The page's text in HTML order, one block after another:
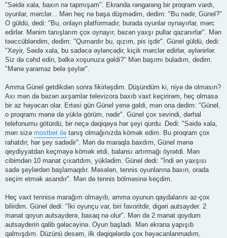
"Səidə xala, baxın nə tapmışam". Ekranda rəngarəng bir proqram vardı,
oyunlar, mərclər... Mən heç nə başa düşmədim, dedim: "Bu nədir, Günel?"
O güldü, dedi: "Bu, onlayn platformadır, burada oyunlar oynayırlar, mərc
edirlər. Mənim tanışlarım çox oynayır, bəzən yaxşı pullar qazanırlar". Mən
təəccübləndim, dedim: "Qumardır bu, qızım, pis işdir". Günel güldü, dedi:
"Xeyir, Səidə xala, bu sadəcə əyləncədir, kiçik mərclər edirlər, əylənirlər.
Siz də cəhd edin, bəlkə xoşunuza gəldi?" Mən başımı buladım, dedim:
"Mənə yaramaz belə şeylər".
Amma Günel getdikdən sonra fikirləşdim. Düşündüm ki, niyə də olmasın?
Axı mən də bəzən axşamlar televizora baxıb vaxt keçirirəm, heç olmasa
bir az həyəcan olar. Ertəsi gün Günel yenə gəldi, mən ona dedim: "Günel,
o proqramı mənə də yüklə görüm, nədir". Günel çox sevindi, dərhal
telefonumu götürdü, bir neçə dəqiqəyə hər şeyi qurdu. Dedi: "Səidə xala,
mən sizə mostbet ilə tanış olmağınızda kömək edim. Bu proqram çox
rahatdır, hər şey sadədir". Mən də maraqla baxdım, Günel mənə
qeydiyyatdan keçməyə kömək etdi, balansı artırmağı öyrətdi. Mən
cibimdən 10 manat çıxartdım, yüklədim. Günel dedi: "İndi ən yaxşısı
sadə şeylərdən başlamaqdır. Məsələn, tennis oyunlarına baxın, orada
seçim etmək asandır". Mən də tennis bölməsinə keçdim.
Heç vaxt tennisə marağım olmayıb, amma oyunun qaydalarını az-çox
bilirdim. Günel dedi: "İki oyunçu var, biri favoritdir, digəri autsayder. 2
manat qoyun autsayderə, baxaq nə olur". Mən də 2 manat qoydum
autsayderin qalib gələcəyinə. Oyun başladı. Mən ekrana yapışıb
qalmışdım. Düzünü desəm, ilk dəqiqələrdə çox həyəcanlanmadım,